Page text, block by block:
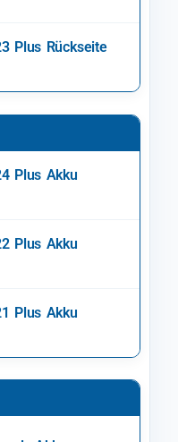
Plus Rückseite
Plus Akku
Plus Akku
Plus Akku